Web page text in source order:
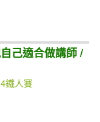
己適合做講師 /
鐵人賽